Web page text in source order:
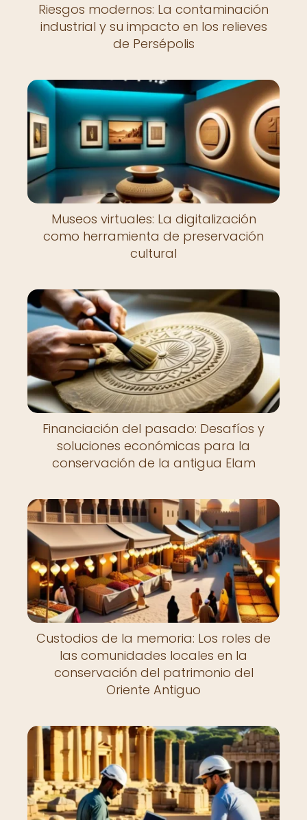
Riesgos modernos: La contaminación
industrial y su impacto en los relieves
de Persépolis
Museos virtuales: La digitalización
como herramienta de preservación
cultural
Financiación del pasado: Desafíos y
soluciones económicas para la
conservación de la antigua Elam
Custodios de la memoria: Los roles de
las comunidades locales en la
conservación del patrimonio del
Oriente Antiguo